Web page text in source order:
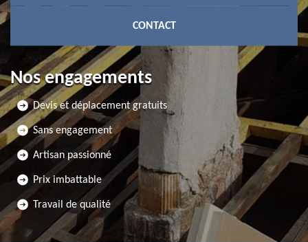
CONTACT
Nos engagements
Devis et déplacement gratuits
Sans engagement
Artisan passionné
Prix imbattable
Travail de qualité